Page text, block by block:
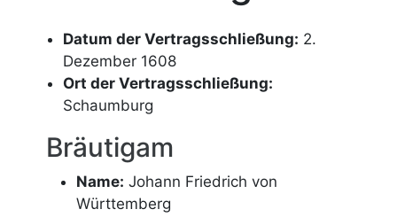
Datum der Vertragsschließung: 2.
Dezember 1608
Ort der Vertragsschließung:
Schaumburg
Bräutigam
Name: Johann Friedrich von
Württemberg